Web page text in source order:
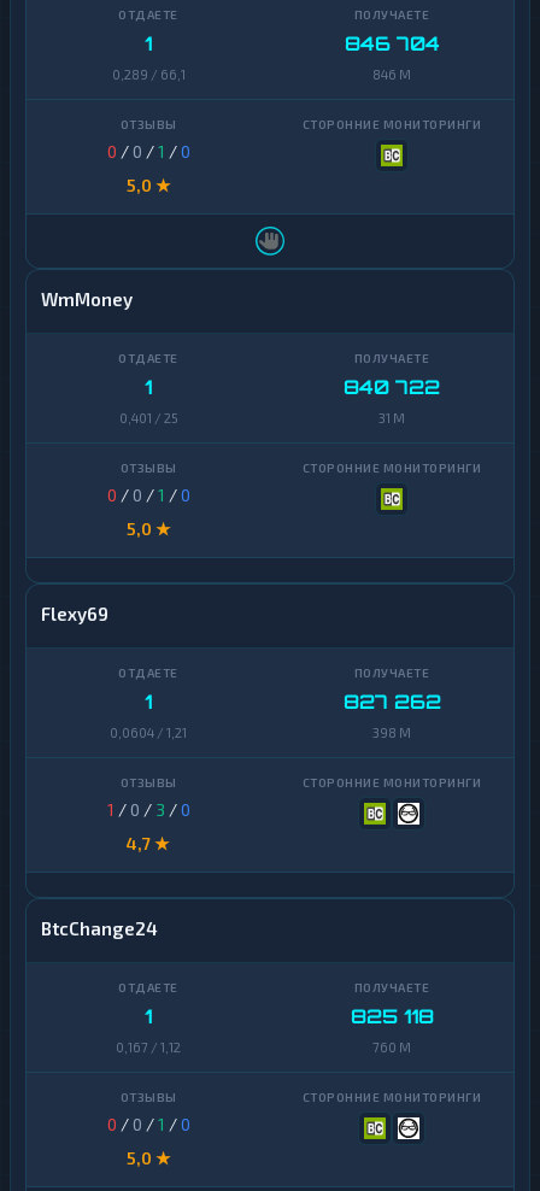
1
0,289 / 66,1
846 704
846 M
0 / 0 /1 /0
5,0 ★
WmMoney
1
0,401 / 25
840 722
31 M
0 / 0 /1 /0
5,0 ★
Flexy69
1
0,0604 / 1,21
827 262
398 M
1 / 0 / 3 /0
4,7 ★
BtcChange24
1
0,167 / 1,12
825 118
760 M
0 / 0 /1 /0
5,0 ★